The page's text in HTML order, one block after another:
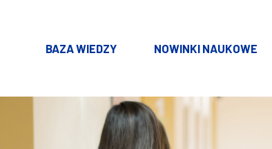
to
BAZA WIEDZY NOWINKI NAUKOWE